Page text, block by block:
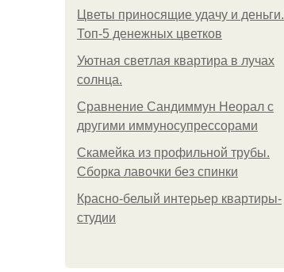
Цветы приносящие удачу и деньги.
Топ-5 денежных цветков
Уютная светлая квартира в лучах
солнца.
Сравнение Сандиммун Неорал с
другими иммуносупрессорами
Скамейка из профильной трубы.
Сборка лавочки без спинки
Красно-белый интерьер квартиры-
студии